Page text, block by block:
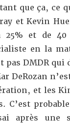
que ça, ce
et Kevin
25% et de
en la
pas DMDR
DeRozan
et les
C’est
après une